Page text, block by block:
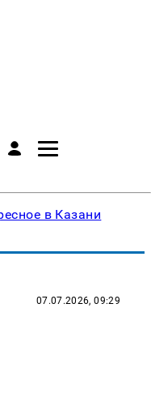
в Казани
07.07.2026, 09:29